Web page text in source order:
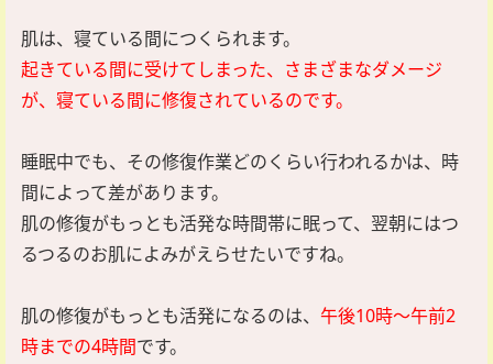
肌は、寝ている間につくられます。
起きている間に受けてしまった、さまざまなダメージ
が、寝ている間に修復されているのです。
睡眠中でも、その修復作業どのくらい行われるかは、時
間によって差があります。
肌の修復がもっとも活発な時間帯に眠って、翌朝にはつ
るつるのお肌によみがえらせたいですね。
肌の修復がもっとも活発になるのは、 午後10時～午前2
時までの4時間です。